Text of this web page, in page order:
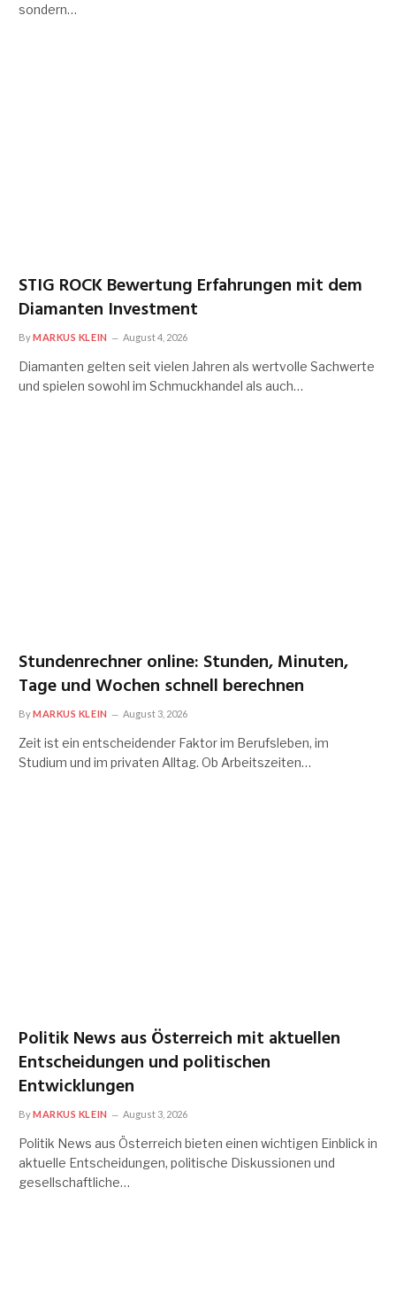
sondern…
STIG ROCK Bewertung Erfahrungen mit dem
Diamanten Investment
ByMARKUS KLEIN August 4, 2026
Diamanten gelten seit vielen Jahren als wertvolle Sachwerte
und spielen sowohl im Schmuckhandel als auch…
Stundenrechner online: Stunden, Minuten,
Tage und Wochen schnell berechnen
ByMARKUS KLEIN August 3, 2026
Zeit ist ein entscheidender Faktor im Berufsleben, im
Studium und im privaten Alltag. Ob Arbeitszeiten…
Politik News aus Österreich mit aktuellen
Entscheidungen und politischen
Entwicklungen
ByMARKUS KLEIN August 3, 2026
Politik News aus Österreich bieten einen wichtigen Einblick in
aktuelle Entscheidungen, politische Diskussionen und
gesellschaftliche…